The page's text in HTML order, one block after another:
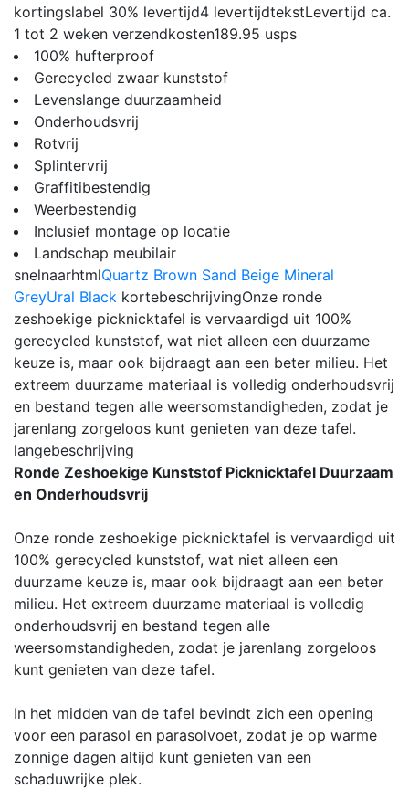
kortingslabel 30% levertijd4 levertijdtekstLevertijd ca.
1 tot 2 weken verzendkosten189.95 usps
100% hufterproof
Gerecycled zwaar kunststof
Levenslange duurzaamheid
Onderhoudsvrij
Rotvrij
Splintervrij
Graffitibestendig
Weerbestendig
Inclusief montage op locatie
Landschap meubilair
snelnaarhtmlQuartz Brown Sand Beige Mineral
GreyUral Black kortebeschrijvingOnze ronde
zeshoekige picknicktafel is vervaardigd uit 100%
gerecycled kunststof, wat niet alleen een duurzame
keuze is, maar ook bijdraagt aan een beter milieu. Het
extreem duurzame materiaal is volledig onderhoudsvrij
en bestand tegen alle weersomstandigheden, zodat je
jarenlang zorgeloos kunt genieten van deze tafel.
langebeschrijving
Ronde Zeshoekige Kunststof Picknicktafel Duurzaam
en Onderhoudsvrij
Onze ronde zeshoekige picknicktafel is vervaardigd uit
100% gerecycled kunststof, wat niet alleen een
duurzame keuze is, maar ook bijdraagt aan een beter
milieu. Het extreem duurzame materiaal is volledig
onderhoudsvrij en bestand tegen alle
weersomstandigheden, zodat je jarenlang zorgeloos
kunt genieten van deze tafel.
In het midden van de tafel bevindt zich een opening
voor een parasol en parasolvoet, zodat je op warme
zonnige dagen altijd kunt genieten van een
schaduwrijke plek.